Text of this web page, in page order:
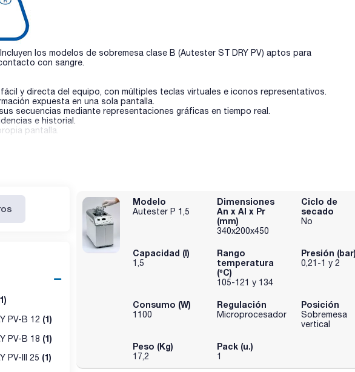
los modelos de sobremesa clase B (Autester ST DRY PV) aptos para
con sangre.
y directa del equipo, con múltiples teclas virtuales e iconos representativos.
expuesta en una sola pantalla.
secuencias mediante representaciones gráficas en tiempo real.
e historial.
pantalla.
PV-B 12 (1)
PV-B 18 (1)
PV-III 25 (1)
Modelo
Autester P 1,5
Dimensiones
An x Al x Pr
(mm)
340x200x450
Ciclo de
secado
No
Capacidad (l)
1,5
Rango
temperatura
(ºC)
105-121 y 134
Presión (bar)
0,21-1 y 2
Consumo (W)
1100
Regulación
Microprocesador
Posición
Sobremesa
vertical
Peso (Kg)
17,2
Pack (u.)
1